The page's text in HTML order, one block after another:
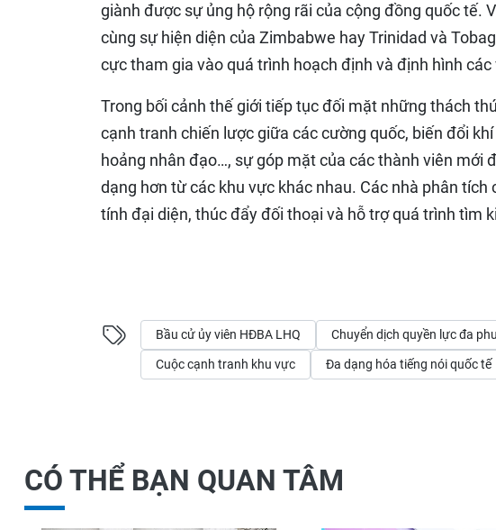
giành được sự ủng hộ rộng rãi của cộng đồng quốc tế.
cùng sự hiện diện của Zimbabwe hay Trinidad và
cực tham gia vào quá trình hoạch định và định hình
Trong bối cảnh thế giới tiếp tục đối mặt những thách
cạnh tranh chiến lược giữa các cường quốc, biến đổi
hoảng nhân đạo…, sự góp mặt của các thành viên mới
dạng hơn từ các khu vực khác nhau. Các nhà phân
tính đại diện, thúc đẩy đối thoại và hỗ trợ quá trình tìm
Bầu cử ủy viên HĐBA LHQ Chuyển dịch quyền lực đa
Cuộc cạnh tranh khu vực Đa dạng hóa tiếng nói quốc tế
CÓ THỂ BẠN QUAN TÂM